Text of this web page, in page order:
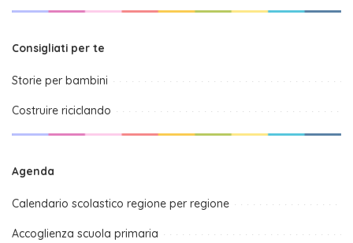
Consigliati per te
Storie per bambini
Costruire riciclando
Agenda
Calendario scolastico regione per regione
Accoglienza scuola primaria